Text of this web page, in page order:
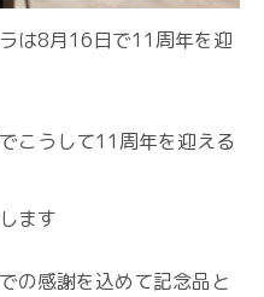
は8月16日で11周年を迎
こうして11周年を迎える
ます
の感謝を込めて記念品と